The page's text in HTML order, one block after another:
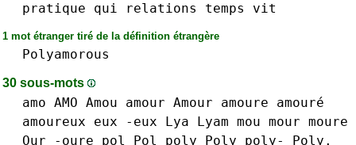
pratique
qui relations temps vit
1 mot étranger tiré de la définition étrangère
Polyamorous
30 sous-mots
amo AMO Amou amour Amour
amoure amouré
amoureux
eux -eux Lya Lyam mou mour moure
Our
-oure pol Pol
poly Poly poly- Poly.